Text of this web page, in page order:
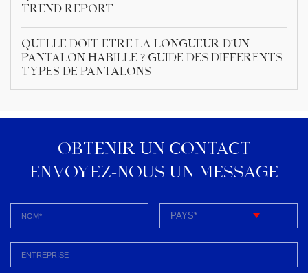
Trend Report
Quelle doit être la longueur d'un
pantalon habillé ? Guide des différents
types de pantalons
OBTENIR UN CONTACT
ENVOYEZ-NOUS UN MESSAGE